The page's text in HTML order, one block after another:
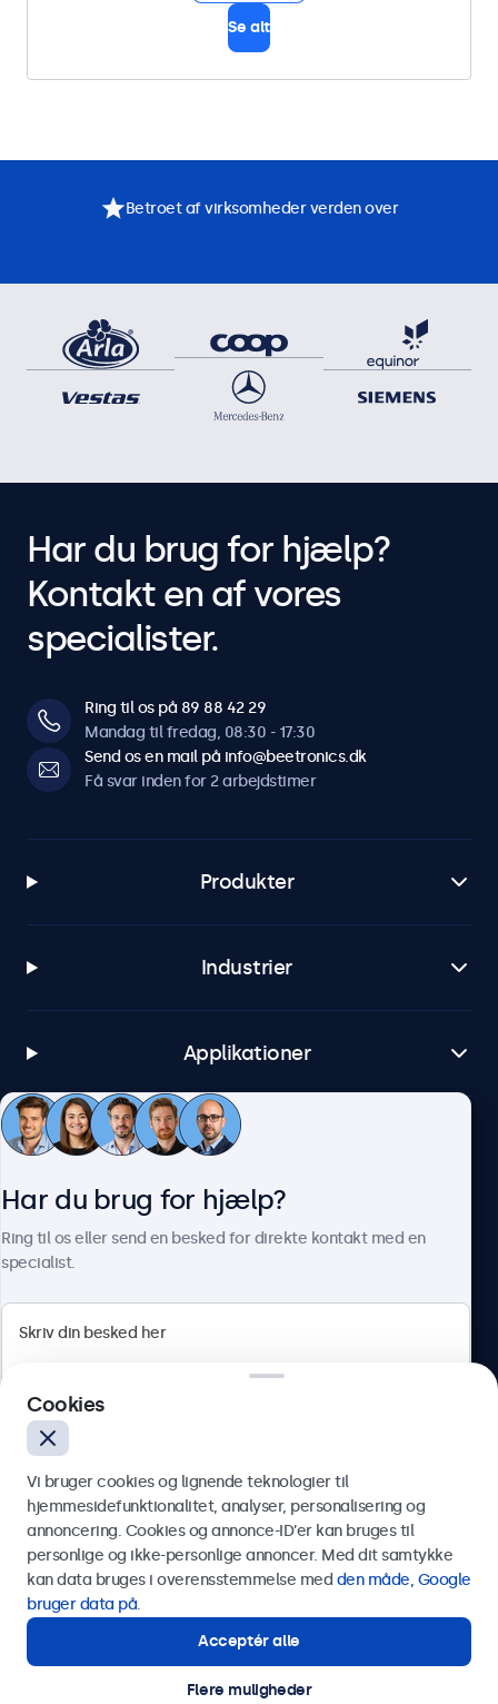
Se alt
Betroet af virksomheder verden over
Har du brug for hjælp?
Kontakt en af vores
specialister.
Ring til os på 89 88 42 29
Mandag til fredag, 08:30 - 17:30
Send os en mail på info@beetronics.dk
Få svar inden for 2 arbejdstimer
Produkter
Industrier
Applikationer
Kundeservice
Herstedøstervej 27-29, unit A, 2620 Albertslund, Danmark
Dansk
© 2026 Beetronics
Har du brug for hjælp?
Ring til os eller send en besked for direkte kontakt med en
specialist.
Send
Eller ring til os på
Kontakt vores specialister.
Cookies
Vi bruger cookies og lignende teknologier til
hjemmesidefunktionalitet, analyser, personalisering og
annoncering. Cookies og annonce-ID’er kan bruges til
personlige og ikke-personlige annoncer. Med dit samtykke
kan data bruges i overensstemmelse med den måde, Google
bruger data på.
Acceptér alle
Flere muligheder